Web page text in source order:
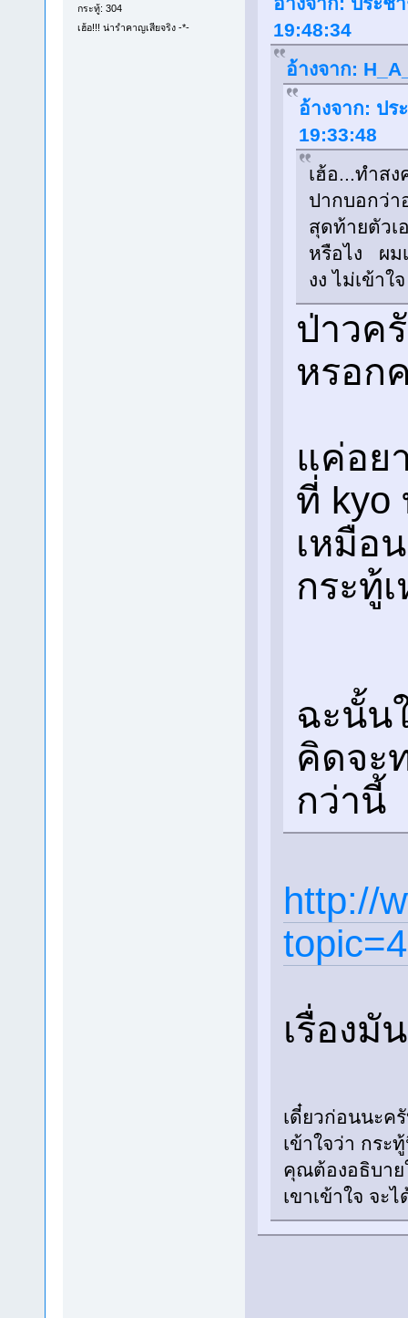
กระทู้: 304
เฮ้อ!!! น่ารำคาญเสียจริง -*-
19:48:34
อ้างจาก:
อ้างจาก: ปร
19:33:48
เฮ้อ...ทำส
ปากบอกว่า
สุดท้ายตัวเ
หรือไง ผม
งง ไม่เข้า
ป่าวค
หรอก
แค่อย
ที่ kyo
เหมือ
กระทู้
ฉะนั้น
คิดจะ
กว่านี้
http://
เรื่องมั
เดี๋ยวก่อนนะค
เข้าใจว่า กระ
คุณต้องอธิบาย
เขาเข้าใจ จะ